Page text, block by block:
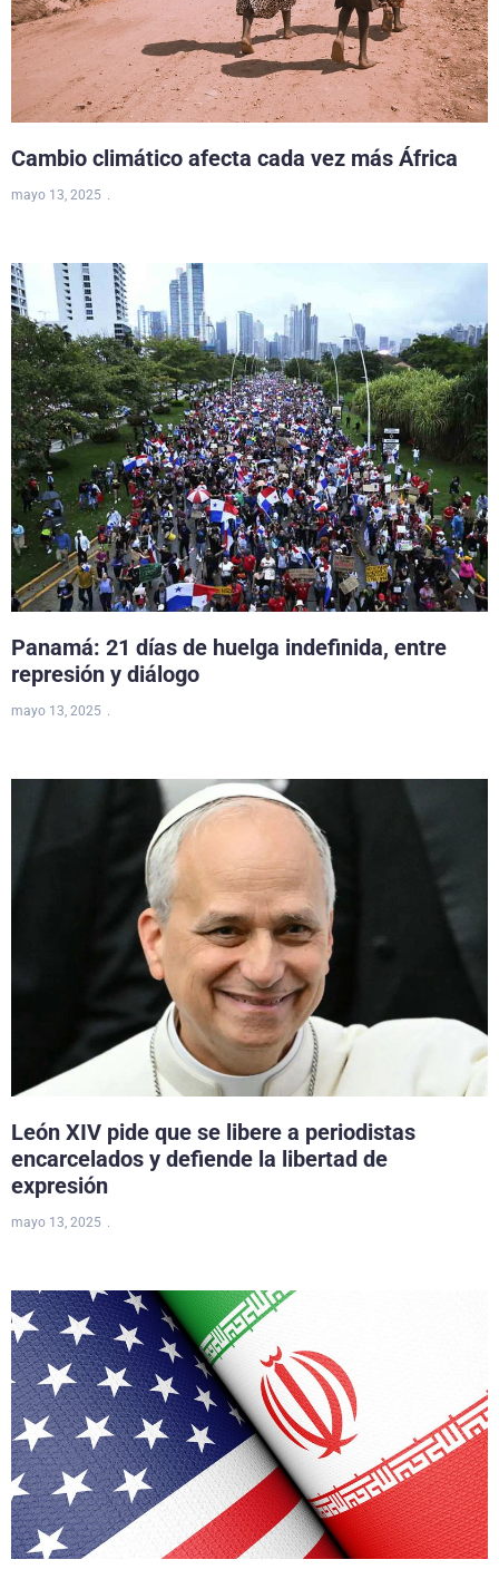
Cambio climático afecta cada vez más África
mayo 13, 2025
Panamá: 21 días de huelga indefinida, entre
represión y diálogo
mayo 13, 2025
León XIV pide que se libere a periodistas
encarcelados y defiende la libertad de
expresión
mayo 13, 2025